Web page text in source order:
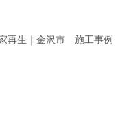
再生｜金沢市 施工事例